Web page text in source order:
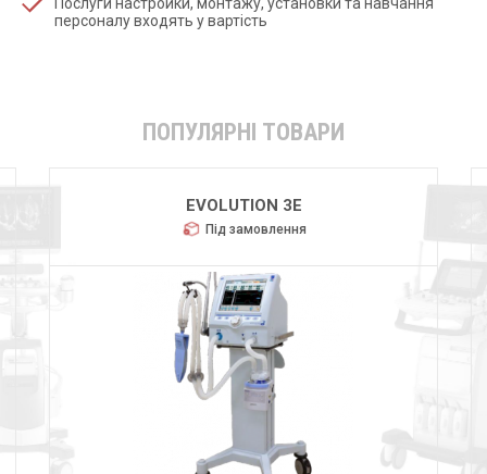
персоналу входять у вартість
ПОПУЛЯРНІ ТОВАРИ
АПАРАТ ШВЛ HAMILTON-C6
Під замовлення